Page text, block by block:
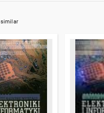
similar